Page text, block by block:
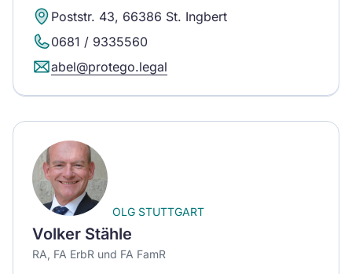
Poststr. 43, 66386 St. Ingbert
0681 / 9335560
abel@protego.legal
OLG STUTTGART
Volker Stähle
RA, FA ErbR und FA FamR